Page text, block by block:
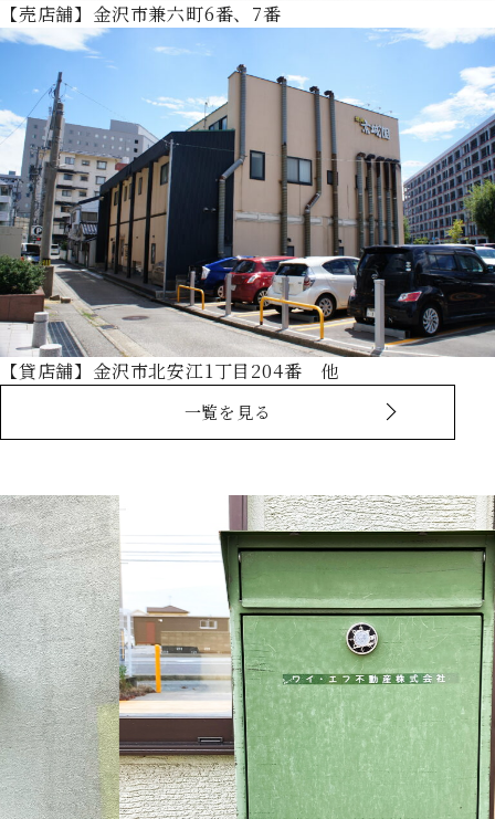
【売店舗】金沢市兼六町6番、7番
【貸店舗】金沢市北安江1丁目204番 他
一覧を見る